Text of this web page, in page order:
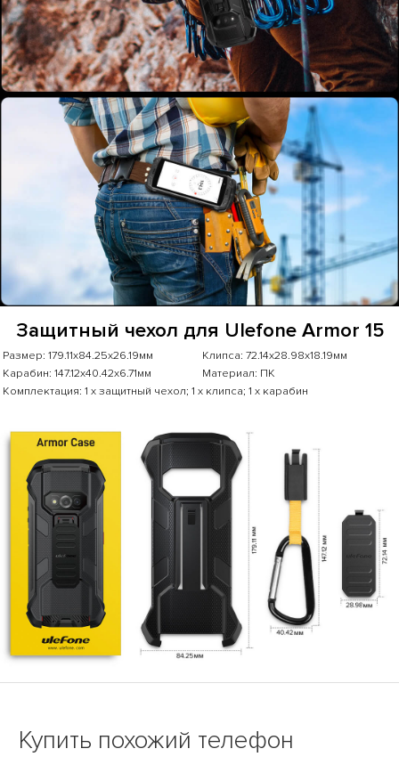
Защитный чехол для Ulefone Armor 15
Размер: 179.11x84.25x26.19мм
Клипса: 72.14x28.98x18.19мм
Карабин: 147.12x40.42x6.71мм
Материал: ПК
Комплектация: 1 x защитный чехол; 1 x клипса; 1 x карабин
Купить похожий телефон